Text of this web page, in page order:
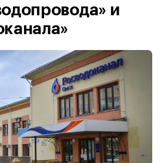
и